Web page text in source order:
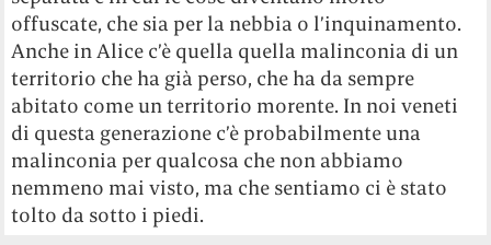
offuscate, che sia per la nebbia o l’inquinamento.
Anche in Alice c’è quella quella malinconia di un
territorio che ha già perso, che ha da sempre
abitato come un territorio morente. In noi veneti
di questa generazione c’è probabilmente una
malinconia per qualcosa che non abbiamo
nemmeno mai visto, ma che sentiamo ci è stato
tolto da sotto i piedi.